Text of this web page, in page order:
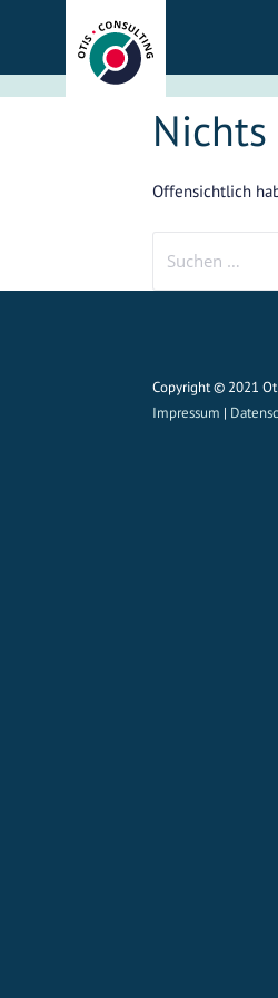
springen
Offensichtlich
Copyright © 2021
Impressum |